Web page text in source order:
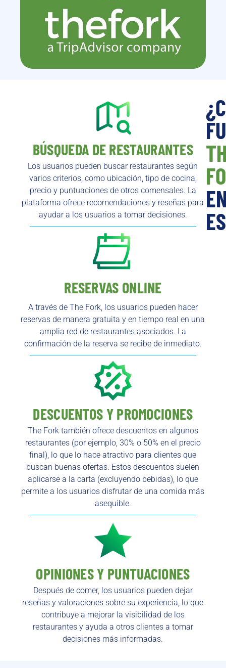
BÚSQUEDA DE RESTAURANTES
Los usuarios pueden buscar restaurantes según
varios criterios, como ubicación, tipo de cocina,
precio y puntuaciones de otros comensales. La
plataforma ofrece recomendaciones y reseñas para
ayudar a los usuarios a tomar decisiones.
RESERVAS ONLINE
A través de The Fork, los usuarios pueden hacer
reservas de manera gratuita y en tiempo real en una
amplia red de restaurantes asociados. La
confirmación de la reserva se recibe de inmediato.
DESCUENTOS Y PROMOCIONES
The Fork también ofrece descuentos en algunos
restaurantes (por ejemplo, 30% o 50% en el precio
final), lo que lo hace atractivo para clientes que
buscan buenas ofertas. Estos descuentos suelen
aplicarse a la carta (excluyendo bebidas), lo que
permite a los usuarios disfrutar de una comida más
asequible.
OPINIONES Y PUNTUACIONES
Después de comer, los usuarios pueden dejar
reseñas y valoraciones sobre su experiencia, lo que
contribuye a mejorar la visibilidad de los
restaurantes y ayuda a otros clientes a tomar
decisiones más informadas.